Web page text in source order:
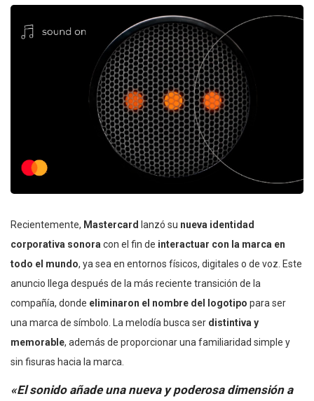
Recientemente, Mastercard lanzó su nueva identidad
corporativa sonora con el fin de interactuar con la marca en
todo el mundo, ya sea en entornos físicos, digitales o de voz. Este
anuncio llega después de la más reciente transición de la
compañía, donde eliminaron el nombre del logotipo para ser
una marca de símbolo. La melodía busca ser distintiva y
memorable, además de proporcionar una familiaridad simple y
sin fisuras hacia la marca.
«El sonido añade una nueva y poderosa dimensión a